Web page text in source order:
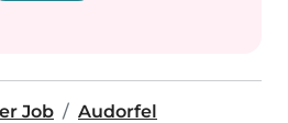
Job Audorfel